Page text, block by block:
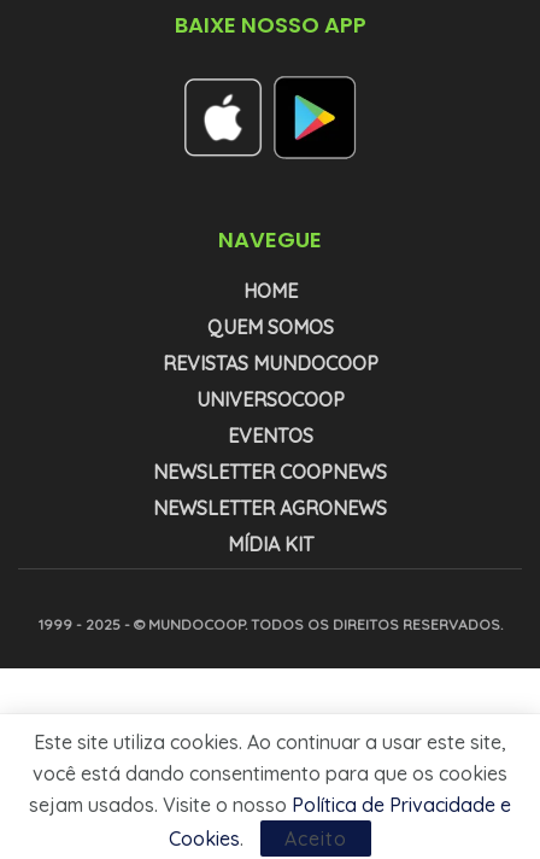
BAIXE NOSSO APP
NAVEGUE
HOME
QUEM SOMOS
REVISTAS MUNDOCOOP
UNIVERSOCOOP
EVENTOS
NEWSLETTER COOPNEWS
NEWSLETTER AGRONEWS
MÍDIA KIT
1999 - 2025 - © MUNDOCOOP. TODOS OS DIREITOS RESERVADOS.
Este site utiliza cookies. Ao continuar a usar este site,
você está dando consentimento para que os cookies
sejam usados. Visite o nosso Política de Privacidade e
Cookies. Aceito